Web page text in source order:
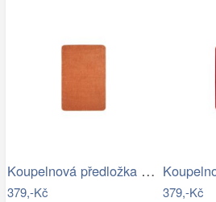
Koupelnová předložka Optima 60x90 cm…
379,-Kč 379,-Kč